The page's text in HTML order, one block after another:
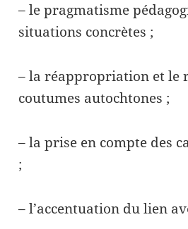
– le pragmatisme
situations concrètes ;
– la réappropriation et le
coutumes autochtones ;
– la prise en compte des
;
– l’accentuation du lien